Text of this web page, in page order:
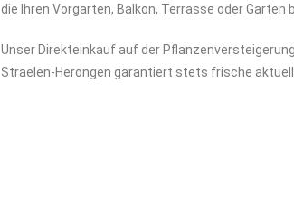
die Ihren Vorgarten, Balkon, Terrasse oder Garten
Unser Direkteinkauf auf der
Straelen-Herongen garantiert stets frische